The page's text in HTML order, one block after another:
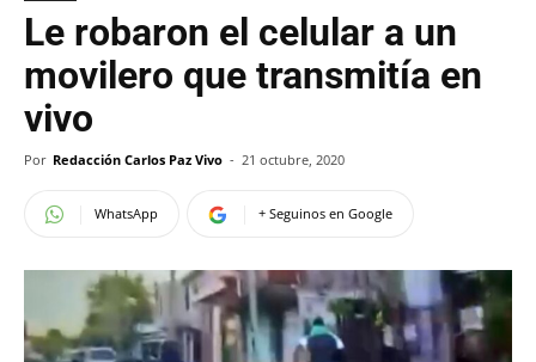
Le robaron el celular a un
movilero que transmitía en
vivo
Por Redacción Carlos Paz Vivo - 21 octubre, 2020
WhatsApp + Seguinos en Google